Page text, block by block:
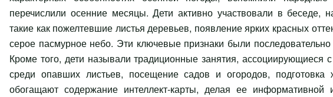
перечислили осенние месяцы. Дети активно участвовали в беседе,
такие как пожелтевшие листья деревьев, появление ярких красных
серое пасмурное небо. Эти ключевые признаки были
Кроме того, дети называли традиционные занятия, ассоциирующиеся
среди опавших листьев, посещение садов и огородов,
обогащают содержание интеллект-карты, делая ее